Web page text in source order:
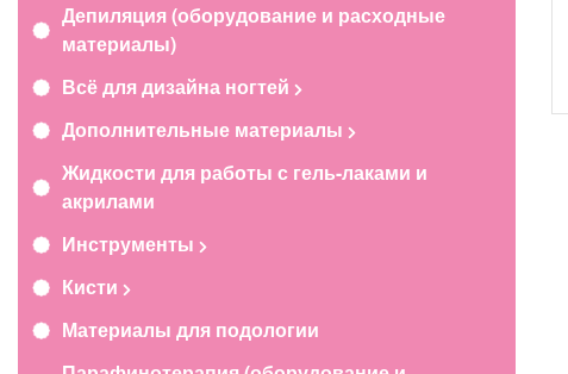
Депиляция (оборудование и расходные
материалы)
Всё для дизайна ногтей
Дополнительные материалы
Жидкости для работы с гель-лаками и
акрилами
Инструменты
Кисти
Материалы для подологии